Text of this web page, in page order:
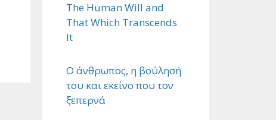
The Human Will and
That Which Transcends
It
Ο άνθρωπος, η βούλησή
του και εκείνο που τον
ξεπερνά